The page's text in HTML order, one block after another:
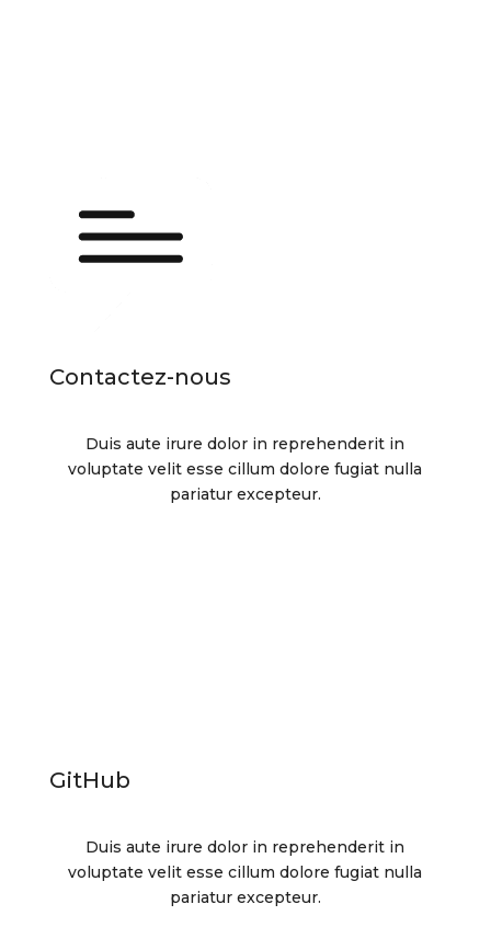
Contactez-nous
Duis aute irure dolor in reprehenderit in
voluptate velit esse cillum dolore fugiat nulla
pariatur excepteur.
GitHub
Duis aute irure dolor in reprehenderit in
voluptate velit esse cillum dolore fugiat nulla
pariatur excepteur.